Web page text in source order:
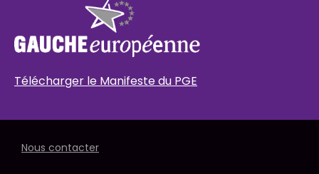
Télécharger le Manifeste du PGE
Nous contacter